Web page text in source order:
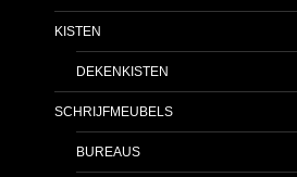
KISTEN
DEKENKISTEN
SCHRIJFMEUBELS
BUREAUS